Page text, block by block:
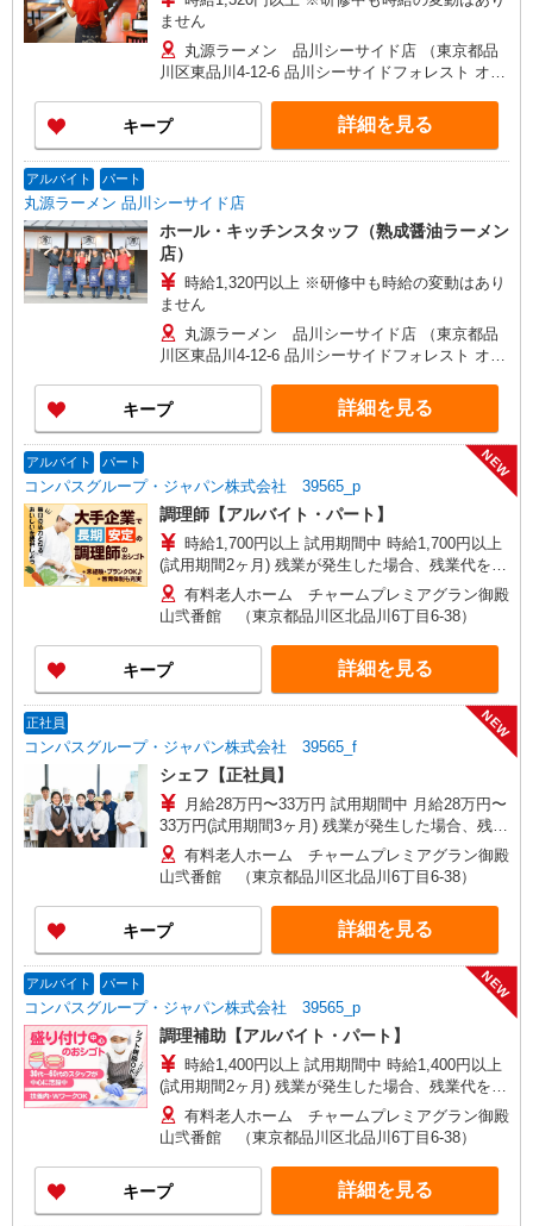
ません
丸源ラーメン 品川シーサイド店 （東京都品
川区東品川4-12-6 品川シーサイドフォレスト オー
キープ 詳細を見る
アルバイト パート
丸源ラーメン 品川シーサイド店
ホール・キッチンスタッフ（熟成醤油ラーメン
店）
時給1,320円以上 ※研修中も時給の変動はあり
ません
丸源ラーメン 品川シーサイド店 （東京都品
川区東品川4-12-6 品川シーサイドフォレスト オー
キープ 詳細を見る
アルバイト パート
コンパスグループ・ジャパン株式会社 39565_p
NEW
調理師【アルバイト・パート】
時給1,700円以上 試用期間中 時給1,700円以上
(試用期間2ヶ月) 残業が発生した場合、残業代を1
分単位で別途支給します。
有料老人ホーム チャームプレミアグラン御殿
山弐番館 （東京都品川区北品川6丁目6-38）
キープ 詳細を見る
正社員
コンパスグループ・ジャパン株式会社 39565_f
NEW
シェフ【正社員】
月給28万円〜33万円 試用期間中 月給28万円〜
33万円(試用期間3ヶ月) 残業が発生した場合、残業
代を1分単位で別途支給します。 ▼理論年収（基
本給12ヵ月＋賞与） 3,780,000〜4,620,000円 ▼
想定年収（理論年収＋残業20H/月）
4,250,930〜5,195,581円 ※給与は経験や前職給与
に応じて決定します。
有料老人ホーム チャームプレミアグラン御殿
山弐番館 （東京都品川区北品川6丁目6-38）
キープ 詳細を見る
アルバイト パート
コンパスグループ・ジャパン株式会社 39565_p
NEW
調理補助【アルバイト・パート】
時給1,400円以上 試用期間中 時給1,400円以上
(試用期間2ヶ月) 残業が発生した場合、残業代を1
分単位で別途支給します。
有料老人ホーム チャームプレミアグラン御殿
山弐番館 （東京都品川区北品川6丁目6-38）
キープ 詳細を見る